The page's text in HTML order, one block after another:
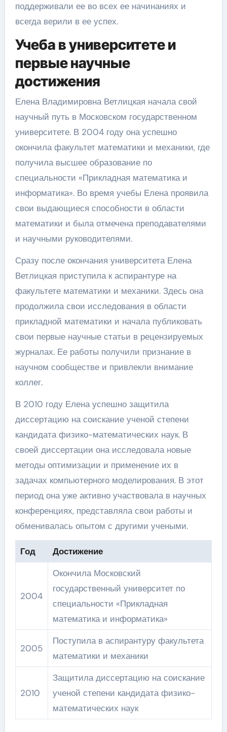
поддерживали ее во всех ее начинаниях и
всегда верили в ее успех.
Учеба в университете и
первые научные
достижения
Елена Владимировна Ветлицкая начала свой
научный путь в Московском государственном
университете. В 2004 году она успешно
окончила факультет математики и механики, где
получила высшее образование по
специальности «Прикладная математика и
информатика». Во время учебы Елена проявила
свои выдающиеся способности в области
математики и была отмечена преподавателями
и научными руководителями.
Сразу после окончания университета Елена
Ветлицкая приступила к аспирантуре на
факультете математики и механики. Здесь она
продолжила свои исследования в области
прикладной математики и начала публиковать
свои первые научные статьи в рецензируемых
журналах. Ее работы получили признание в
научном сообществе и привлекли внимание
коллег.
В 2010 году Елена успешно защитила
диссертацию на соискание ученой степени
кандидата физико-математических наук. В
своей диссертации она исследовала новые
методы оптимизации и применение их в
задачах компьютерного моделирования. В этот
период она уже активно участвовала в научных
конференциях, представляла свои работы и
обменивалась опытом с другими учеными.
Год Достижение
2004
Окончила Московский
государственный университет по
специальности «Прикладная
математика и информатика»
2005
Поступила в аспирантуру факультета
математики и механики
2010
Защитила диссертацию на соискание
ученой степени кандидата физико-
математических наук